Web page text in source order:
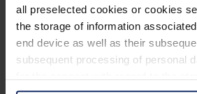
all preselected cookies or cookies
the storage of information
end device as well as their
subsequent processing of personal
Kategorien
Ausrüstung
Neu
Reisen
Tier des Monats